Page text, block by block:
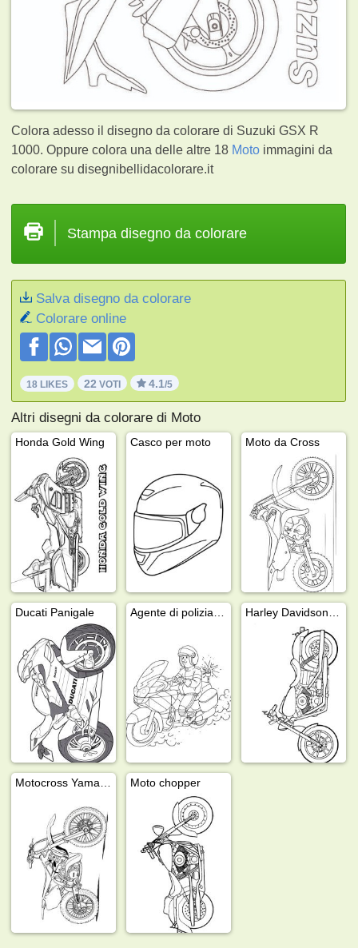
Colora adesso il disegno da colorare di Suzuki GSX R
1000. Oppure colora una delle altre 18 Moto immagini da
colorare su disegnibellidacolorare.it
Stampa disegno da colorare
Salva disegno da colorare
Colorare online
18 LIKES 22 VOTI 4.1/5
Altri disegni da colorare di Moto
Honda Gold Wing Casco per moto Moto da Cross
Ducati Panigale
Moto chopper